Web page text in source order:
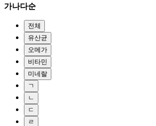
가나다순
전체
유산균
오메가
비타민
미네랄
ㄱ
ㄴ
ㄷ
ㄹ